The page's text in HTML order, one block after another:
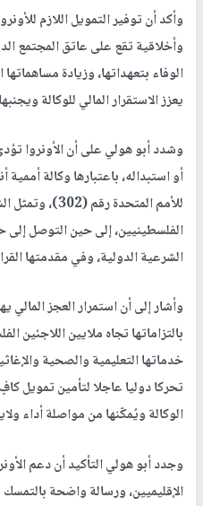
وأكد أن توفير التمويل اللازم
وأخلاقية تقع على عاتق المجتمع
الوفاء بتعهداتها، وزيادة
يعزز الاستقرار المالي للوكالة
وشدد أبو هولي على أن الأونروا
أو استبداله، باعتبارها وكالة
للأمم المتحدة
الفلسطينيين، إلى حين التوصل
الشرعية الدولية، وفي مقدمتها القرار
وأشار إلى أن استمرار العجز المالي
بالتزاماتها تجاه ملايين اللاجئين
خدماتها التعليمية والصحية
تحركا دوليا عاجلا لتأمين تمويل
الوكالة ويُمكّنها من مواصلة أداء
وجدد أبو هولي التأكيد أن دعم
الإقليميين، ورسالة واضحة بالتمسك